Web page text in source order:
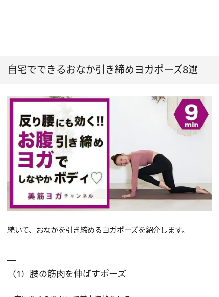
自宅でできるおなか引き締めヨガポーズ8選
続いて、おなかを引き締めるヨガポーズを紹介します。
（1）腰の筋肉を伸ばすポーズ